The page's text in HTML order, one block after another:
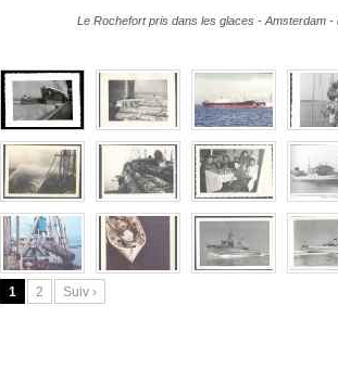
Le Rochefort pris dans les glaces - Amsterdam -
1 2 Suiv ›